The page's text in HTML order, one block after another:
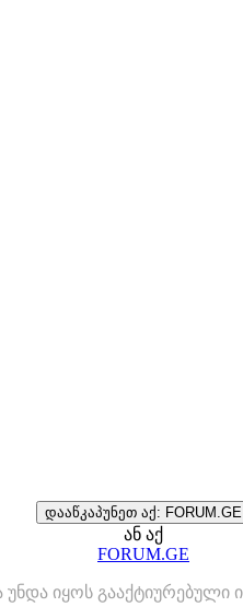
დააწკაპუნეთ აქ: FORUM.GE
ან აქ
FORUM.GE
უნდა იყოს